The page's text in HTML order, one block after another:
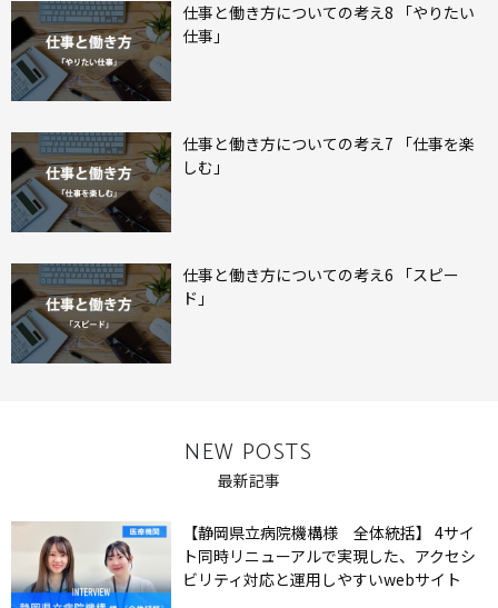
仕事と働き方についての考え8 「やりたい
仕事」
仕事と働き方についての考え7 「仕事を楽
しむ」
仕事と働き方についての考え6 「スピー
ド」
NEW POSTS
最新記事
【静岡県立病院機構様 全体統括】 4サイ
ト同時リニューアルで実現した、アクセシ
ビリティ対応と運用しやすいwebサイト